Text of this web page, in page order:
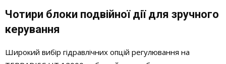
Чотири блоки подвійної дії для зручного
керування
Широкий вибір гідравлічних опцій регулювання на